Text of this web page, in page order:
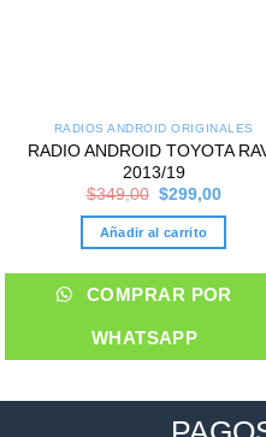
RADIOS ANDROID ORIGINALES
RADIO ANDROID TOYOTA
2013/19
$349,00 Original
was:
$349,00.
$299,00
is:
Añadir al carrito
COMPRAR POR
WHATSAPP